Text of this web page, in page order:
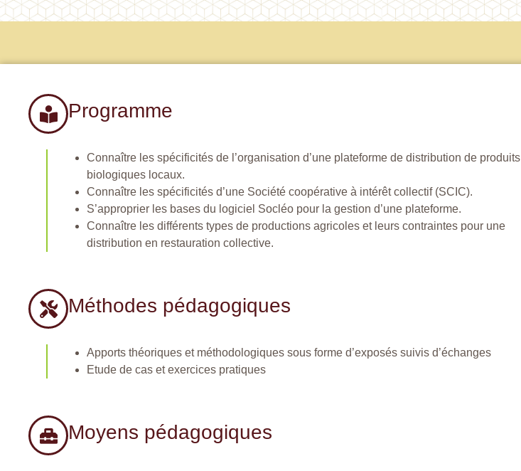
Programme
Connaître les spécificités de l’organisation d’une plateforme de distribution de produits
biologiques locaux.
Connaître les spécificités d’une Société coopérative à intérêt collectif (SCIC).
S’approprier les bases du logiciel Socléo pour la gestion d’une plateforme.
Connaître les différents types de productions agricoles et leurs contraintes pour une
distribution en restauration collective.
Méthodes pédagogiques
Apports théoriques et méthodologiques sous forme d’exposés suivis d’échanges
Etude de cas et exercices pratiques
Moyens pédagogiques